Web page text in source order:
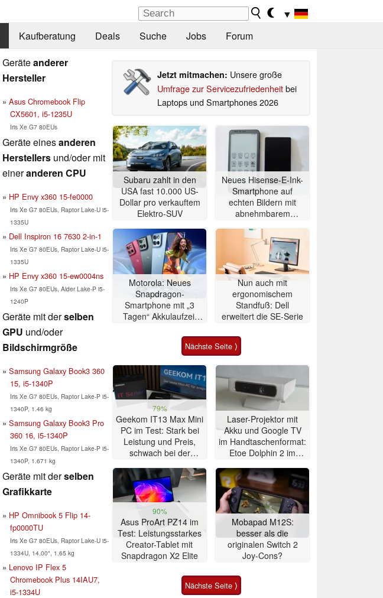
▼
Kaufberatung Deals Suche Jobs Forum
Geräteanderer
Hersteller
Asus Chromebook Flip
CX5601, i5-1235U
Iris Xe G7 80EUs
Geräte einesanderen
Herstellers und/oder mit
eineranderen CPU
HP Envy x360 15-fe0000
Iris Xe G7 80EUs, Raptor Lake-U i5-
1335U
Dell Inspiron 16 7630 2-in-1
Iris Xe G7 80EUs, Raptor Lake-U i5-
1335U
HP Envy x360 15-ew0004ns
Iris Xe G7 80EUs, Alder Lake-P i5-
1240P
Geräte mit derselben
GPU und/oder
Bildschirmgröße
Samsung Galaxy Book3 360
15, i5-1340P
Iris Xe G7 80EUs, Raptor Lake-P i5-
1340P, 1.46 kg
Samsung Galaxy Book3 Pro
360 16, i5-1340P
Iris Xe G7 80EUs, Raptor Lake-P i5-
1340P, 1.671 kg
Geräte mit derselben
Grafikkarte
HP Omnibook 5 Flip 14-
fp0000TU
Iris Xe G7 80EUs, Raptor Lake-U i5-
1334U, 14.00", 1.65 kg
Lenovo IP Flex 5
Chromebook Plus 14IAU7,
i5-1334U
Jetzt mitmachen: Unsere große
Umfrage zur Servicezufriedenheitbei
Laptops und Smartphones 2026
Subaru zahlt in den
USA fast 10.000 US-
Dollar pro verkauftem
Elektro-SUV
Neues Hisense-E-Ink-
Smartphone auf
echten Bildern mit
abnehmbarem
Motorola: Neues
Snapdragon-
Smartphone mit „3
Tagen“ Akkulaufzeit
Nun auch mit
ergonomischem
Standfuß: Dell
erweitert die SE-Serie
Nächste Seite ⟩
79%
Geekom IT13 Max Mini
PC im Test: Stark bei
Leistung und Preis,
schwach bei der
Laser-Projektor mit
Akku und Google TV
im Handtaschenformat:
Etoe Dolphin 2 im
90%
Asus ProArt PZ14 im
Test: Leistungsstarkes
Creator-Tablet mit
Snapdragon X2 Elite
Mobapad M12S:
besser als die
originalen Switch 2
Joy-Cons?
Nächste Seite ⟩